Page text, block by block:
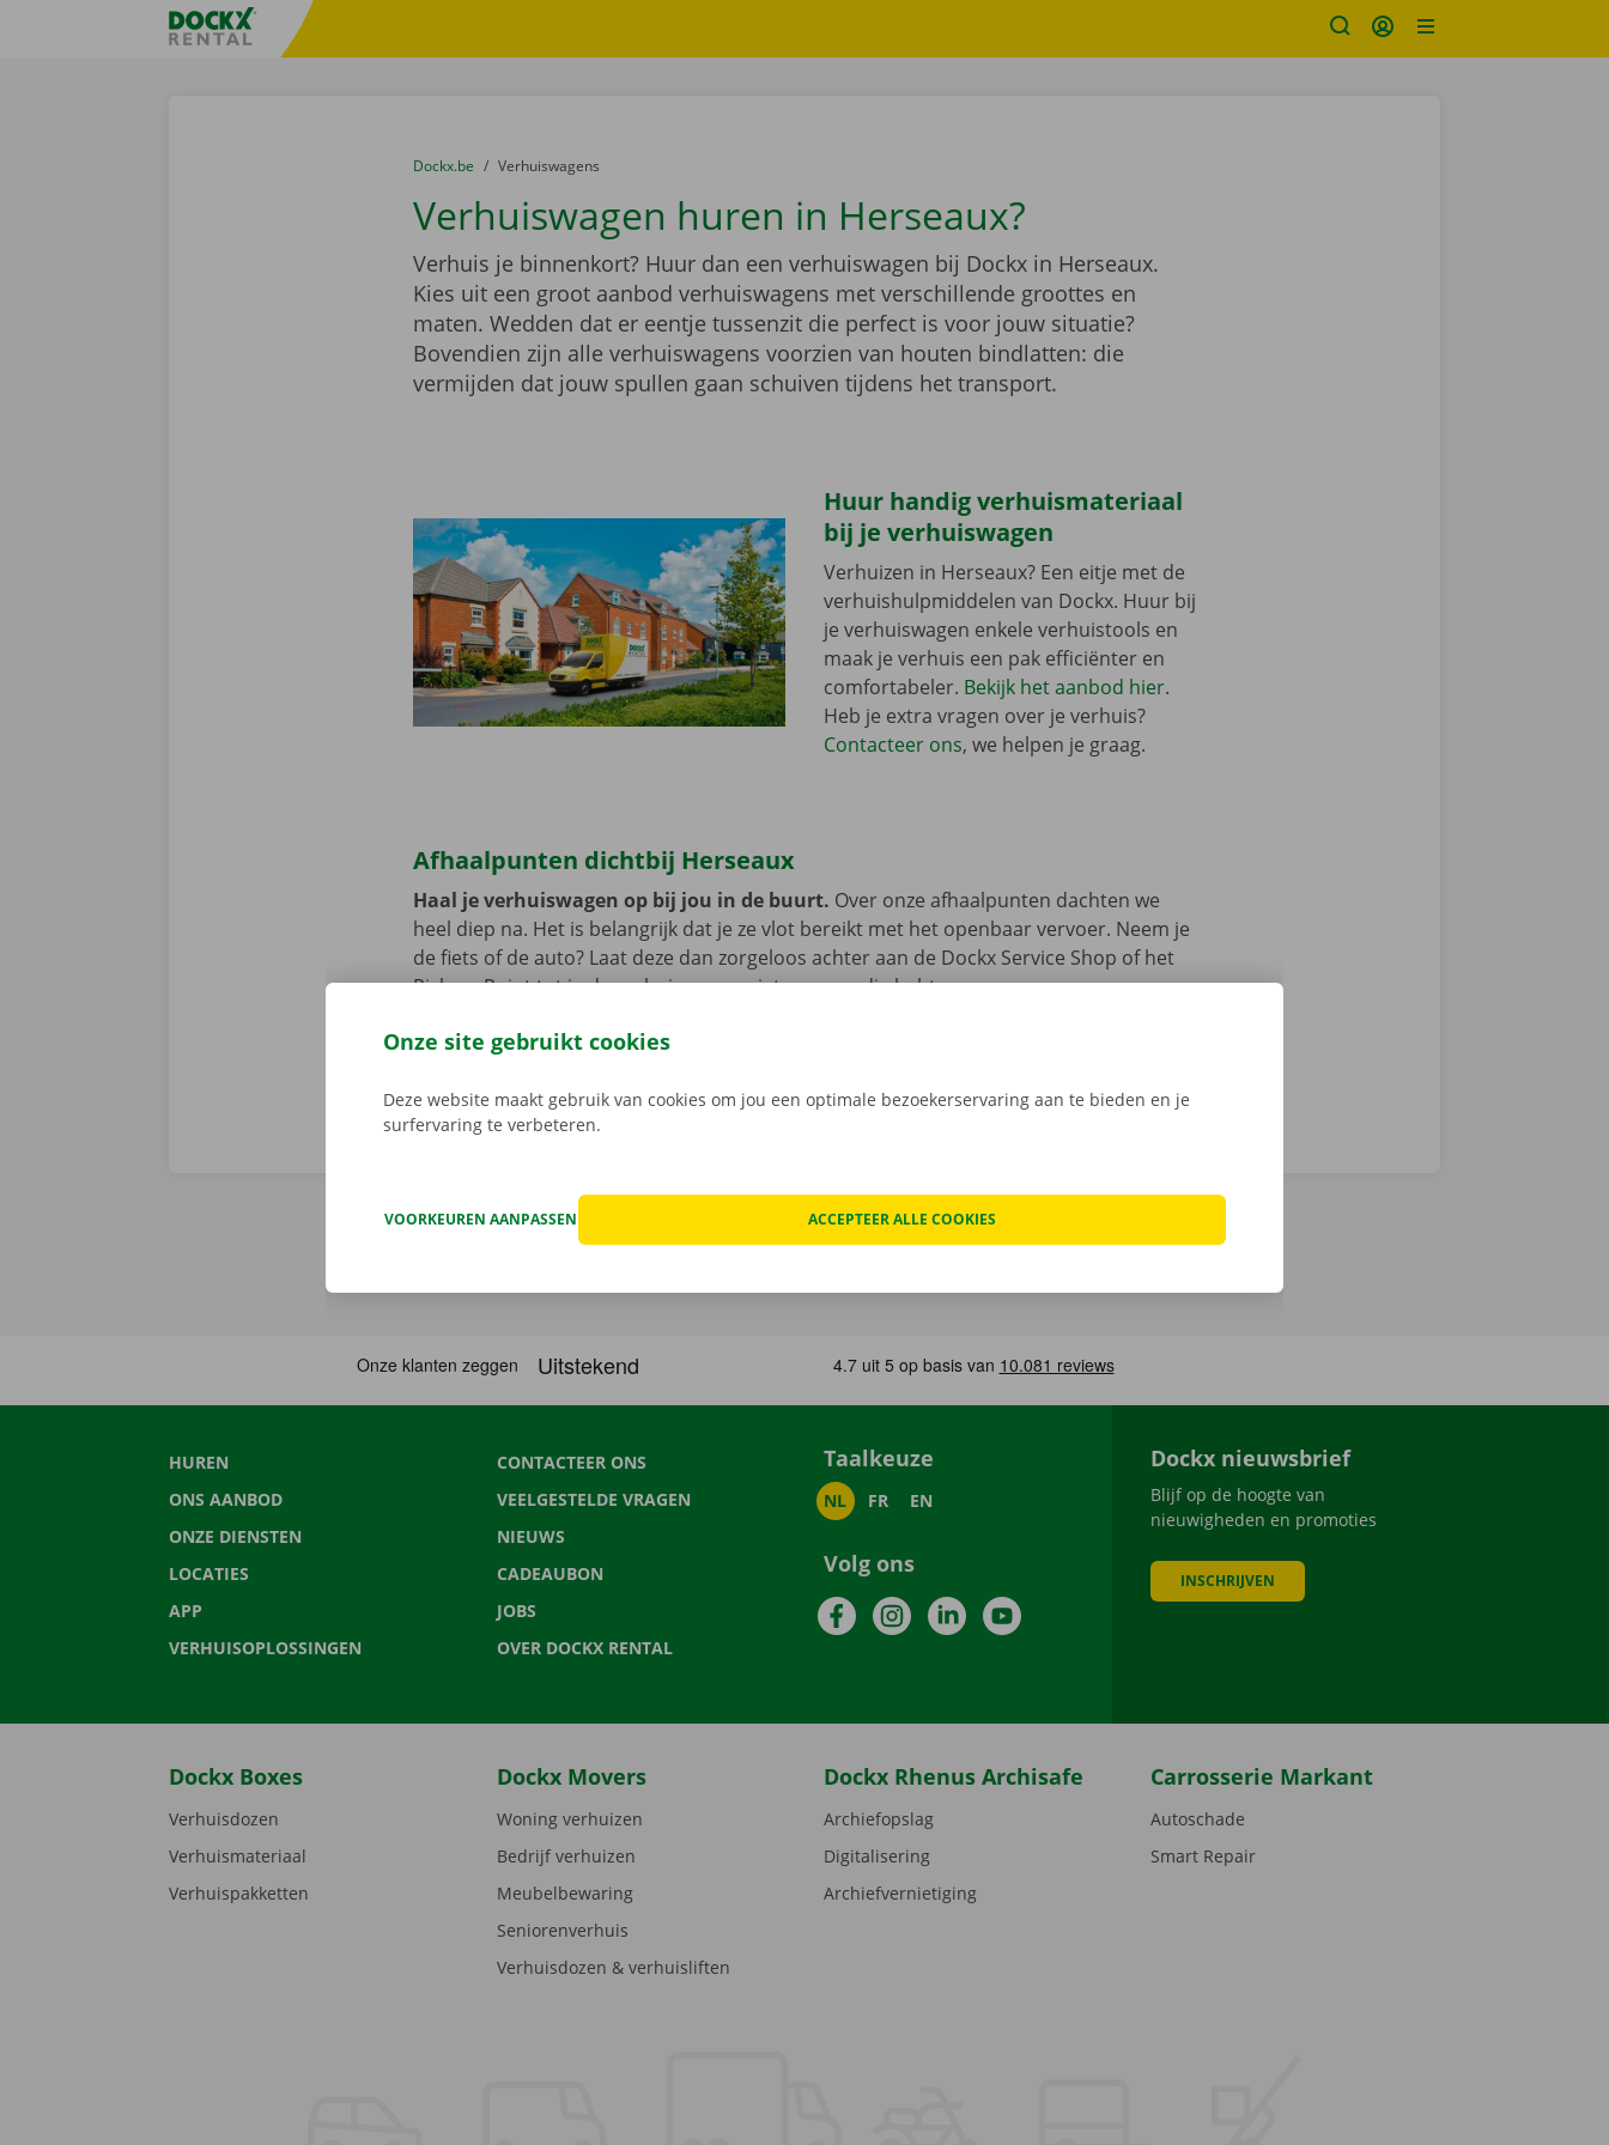
Taalselectie overslaanFratello DEMO
U bevindt zich hier:
van
Dockx.be naar
Verhuiswagens
Verhuiswagen huren in Herseaux?
Verhuis je binnenkort? Huur dan een verhuiswagen bij Dockx in Herseaux.
Kies uit een groot aanbod verhuiswagens met verschillende groottes en
maten. Wedden dat er eentje tussenzit die perfect is voor jouw situatie?
Bovendien zijn alle verhuiswagens voorzien van houten bindlatten: die
vermijden dat jouw spullen gaan schuiven tijdens het transport.
Huur handig verhuismateriaal
bij je verhuiswagen
Verhuizen in Herseaux? Een eitje met de
verhuishulpmiddelen van Dockx. Huur bij
je verhuiswagen enkele verhuistools en
maak je verhuis een pak efficiënter en
comfortabeler. Bekijk het aanbod hier.
Heb je extra vragen over je verhuis?
Contacteer ons, we helpen je graag.
Afhaalpunten dichtbij Herseaux
Haal je verhuiswagen op bij jou in de buurt. Over onze afhaalpunten dachten we
heel diep na. Het is belangrijk dat je ze vlot bereikt met het openbaar vervoer. Neem je
de fiets of de auto? Laat deze dan zorgeloos achter aan de Dockx Service Shop of het
Pick-up Point tot je de verhuiswagen niet meer nodig hebt.
HUREN
ONS AANBOD
ONZE DIENSTEN
LOCATIES
APP
VERHUISOPLOSSINGEN
CONTACTEER ONS
VEELGESTELDE VRAGEN
NIEUWS
CADEAUBON
JOBS
OVER DOCKX RENTAL
Taalkeuze
NL FR EN
Volg ons
FacebookInstagramLinkedInYouTube
Dockx nieuwsbrief
Blijf op de hoogte van
nieuwigheden en promoties
INSCHRIJVEN
Dockx Boxes
Verhuisdozen
Verhuismateriaal
Verhuispakketten
Dockx Movers
Woning verhuizen
Bedrijf verhuizen
Meubelbewaring
Seniorenverhuis
Verhuisdozen & verhuisliften
Dockx Rhenus Archisafe
Archiefopslag
Digitalisering
Archiefvernietiging
Carrosserie Markant
Autoschade
Smart Repair
Onze site gebruikt cookies
Deze website maakt gebruik van cookies om jou een optimale bezoekerservaring aan te bieden en je
surfervaring te verbeteren.
VOORKEUREN AANPASSEN ACCEPTEER ALLE COOKIES